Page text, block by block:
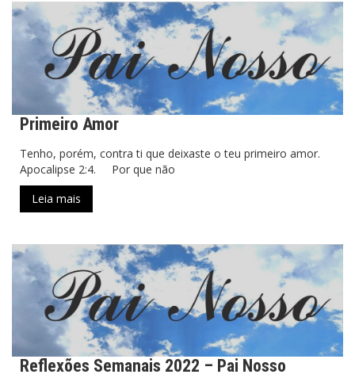
Primeiro Amor
Tenho, porém, contra ti que deixaste o teu primeiro amor.
Apocalipse 2:4. Por que não
Leia mais
Reflexões Semanais 2022 – Pai Nosso